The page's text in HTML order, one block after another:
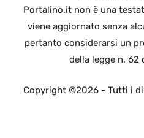
Portalino.it non è una
viene aggiornato senza
pertanto considerarsi un
della legge n. 62
Copyright ©2026 - Tutti i